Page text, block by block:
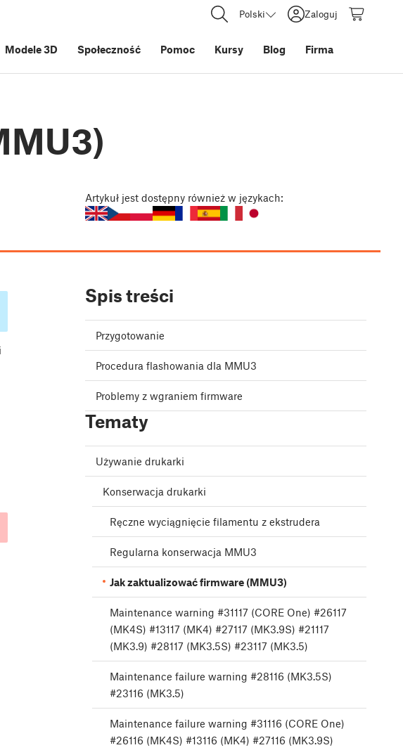
Polski Zaloguj
Modele 3D Społeczność Pomoc Kursy Blog Firma
Artykuł jest dostępny również w językach:
Spis treści
Przygotowanie
Procedura flashowania dla MMU3
Problemy z wgraniem firmware
Tematy
Używanie drukarki
Konserwacja drukarki
Ręczne wyciągnięcie filamentu z ekstrudera
Regularna konserwacja MMU3
Jak zaktualizować firmware (MMU3)
Maintenance warning #31117 (CORE One) #26117
(MK4S) #13117 (MK4) #27117 (MK3.9S) #21117
(MK3.9) #28117 (MK3.5S) #23117 (MK3.5)
Maintenance failure warning #28116 (MK3.5S)
#23116 (MK3.5)
Maintenance failure warning #31116 (CORE One)
#26116 (MK4S) #13116 (MK4) #27116 (MK3.9S)